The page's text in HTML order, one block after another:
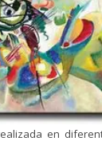
en